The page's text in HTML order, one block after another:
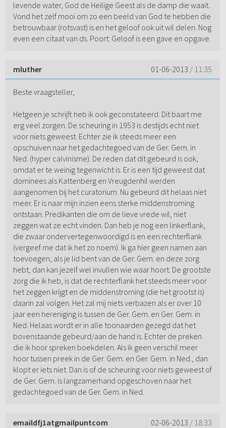
levende water, God de Heilige Geest als de damp die waait.
Vond het zelf mooi om zo een beeld van God te hebben die
betrouwbaar (rotsvast) is en het geloof ook uit wil delen. Nog
even een citaat van ds. Poort: Geloof is een gave en opgave.
mluther 01-06-2013 / 11:35
Beste vraagsteller,
Hetgeen je schrijft heb ik ook geconstateerd. Dit baart me
erg veel zorgen. De scheuring in 1953 is destijds echt niet
voor niets geweest. Echter zie ik steeds meer een
opschuiven naar het gedachtegoed van de Ger. Gem. in
Ned. (hyper calvinisme). De reden dat dit gebeurd is ook,
omdat er te weinig tegenwicht is. Er is een tijd geweest dat
dominees als Kattenberg en Vreugdenhil werden
aangenomen bij het curatorium. Nu gebeurd dit helaas niet
meer. Er is naar mijn inzien eens sterke middenstroming
ontstaan. Predikanten die om de lieve vrede wil, niet
zeggen wat ze echt vinden. Dan heb je nog een linkerflank,
die zwaar ondervertegenwoordigd is en een rechterflank
(vergeef me dat ik het zo noem). Ik ga hier geen namen aan
toevoegen, als je lid bent van de Ger. Gem. en deze zorg
hebt, dan kan jezelf wel invullen wie waar hoort. De grootste
zorg die ik heb, is dat de rechterflank het steeds meer voor
het zeggen krijgt en de middenstroming (die het grootst is)
daarin zal volgen. Het zal mij niets verbazen als er over 10
jaar een hereniging is tussen de Ger. Gem. en Ger. Gem. in
Ned. Helaas wordt er in alle toonaarden gezegd dat het
bovenstaande gebeurd/aan de hand is. Echter de preken
die ik hoor spreken boekdelen. Als ik geen verschil meer
hoor tussen preek in de Ger. Gem. en Ger. Gem. in Ned., dan
klopt er iets niet. Dan is of de scheuring voor niets geweest of
de Ger. Gem. is langzamerhand opgeschoven naar het
gedachtegoed van de Ger. Gem. in Ned.
emaildfj1atgmailpuntcom 02-06-2013 / 18:33